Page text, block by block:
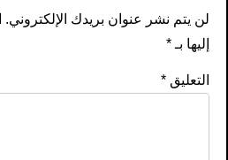
لن يتم نشر عنوان بريدك الإلكتروني.
إليها بـ*
التعليق*